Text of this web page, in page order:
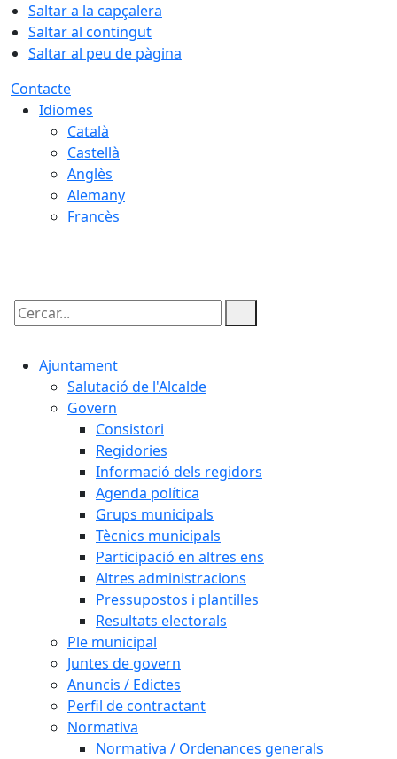
Saltar a la capçalera
Saltar al contingut
Saltar al peu de pàgina
Contacte
Idiomes
Català
Castellà
Anglès
Alemany
Francès
Cercar:
Ajuntament
Salutació de l'Alcalde
Govern
Consistori
Regidories
Informació dels regidors
Agenda política
Grups municipals
Tècnics municipals
Participació en altres ens
Altres administracions
Pressupostos i plantilles
Resultats electorals
Ple municipal
Juntes de govern
Anuncis / Edictes
Perfil de contractant
Normativa
Normativa / Ordenances generals